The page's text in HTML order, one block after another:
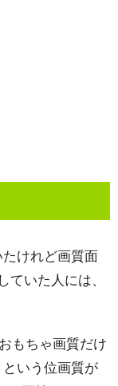
けれど画質面
いた人には、
もちゃ画質だけ
いう位画質が